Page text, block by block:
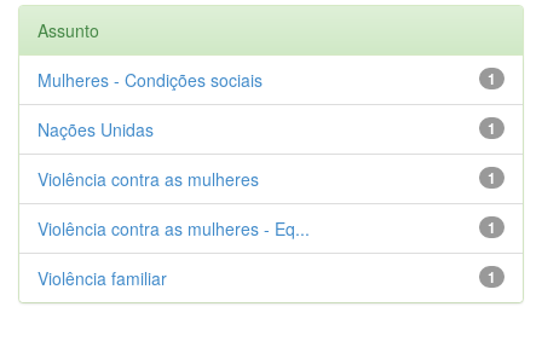
Assunto
1
Mulheres - Condições sociais
1
Nações Unidas
1
Violência contra as mulheres
1
Violência contra as mulheres - Eq...
1
Violência familiar